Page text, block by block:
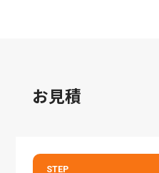
お見積
STEP